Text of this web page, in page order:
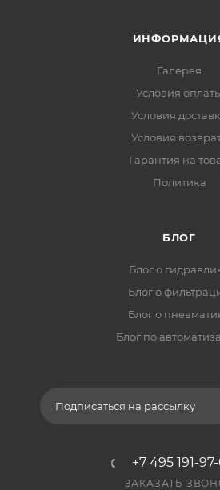
Галерея
Условия
Условия
Условия
Гарантия на
Политика
БЛОГ
Блог о
Блог о
Блог о
Блог по
Подписаться на рассылку
+7 495 191-
ЗАКАЗАТЬ